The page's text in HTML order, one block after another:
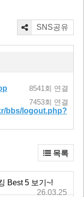
SNS공유
8541회 연결
bbs/logout.php?
7453회 연결
목록
Best 5 보기~!
26.03.25